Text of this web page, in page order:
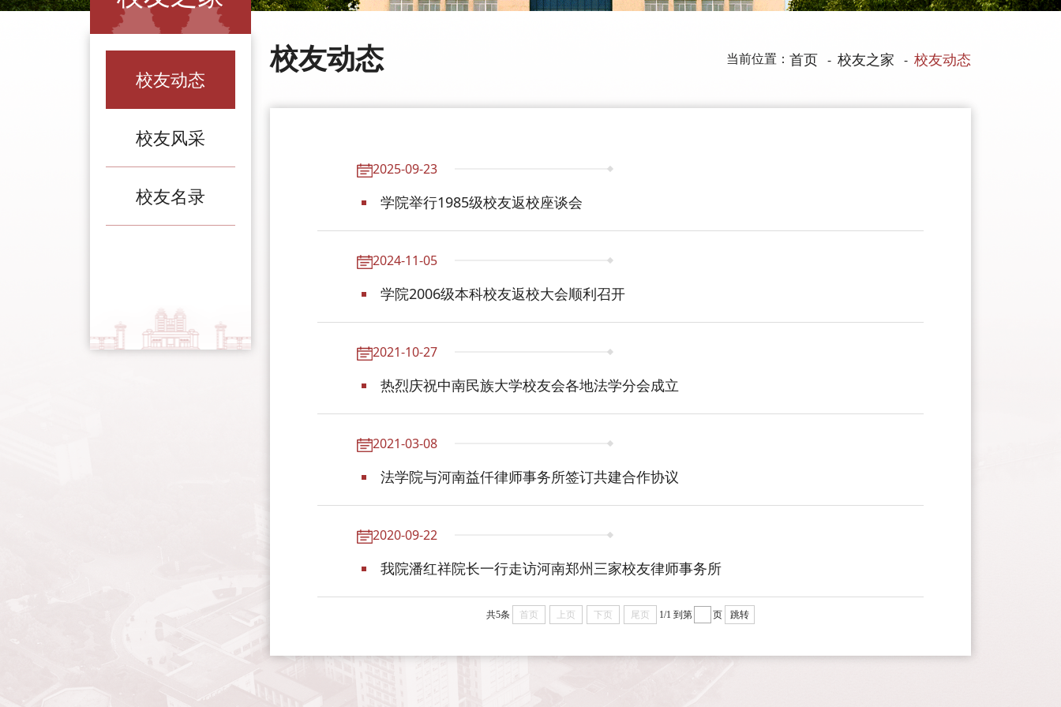
校友动态
校友风采
校友名录
校友动态 当前位置： 首页 - 校友之家 - 校友动态
2025-09-23
学院举行1985级校友返校座谈会
2024-11-05
学院2006级本科校友返校大会顺利召开
2021-10-27
热烈庆祝中南民族大学校友会各地法学分会成立
2021-03-08
法学院与河南益仟律师事务所签订共建合作协议
2020-09-22
我院潘红祥院长一行走访河南郑州三家校友律师事务所
共5条 首页 上页 下页 尾页 1/1 到第 页 跳转